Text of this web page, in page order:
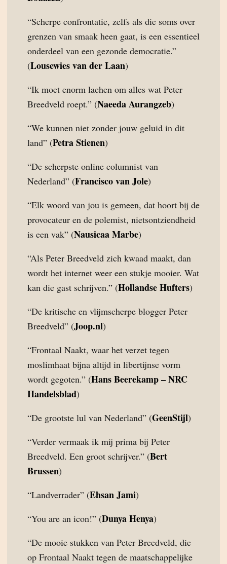
“Scherpe confrontatie, zelfs als die soms over
grenzen van smaak heen gaat, is een essentieel
onderdeel van een gezonde democratie.”
(Lousewies van der Laan)
“Ik moet enorm lachen om alles wat Peter
Breedveld roept.” (Naeeda Aurangzeb)
“We kunnen niet zonder jouw geluid in dit
land” (Petra Stienen)
“De scherpste online columnist van
Nederland” (Francisco van Jole)
“Elk woord van jou is gemeen, dat hoort bij de
provocateur en de polemist, nietsontziendheid
is een vak” (Nausicaa Marbe)
“Als Peter Breedveld zich kwaad maakt, dan
wordt het internet weer een stukje mooier. Wat
kan die gast schrijven.” (Hollandse Hufters)
“De kritische en vlijmscherpe blogger Peter
Breedveld” (Joop.nl)
“Frontaal Naakt, waar het verzet tegen
moslimhaat bijna altijd in libertijnse vorm
wordt gegoten.” (Hans Beerekamp – NRC
Handelsblad)
“De grootste lul van Nederland” (GeenStijl)
“Verder vermaak ik mij prima bij Peter
Breedveld. Een groot schrijver.” (Bert
Brussen)
“Landverrader” (Ehsan Jami)
“You are an icon!” (Dunya Henya)
“De mooie stukken van Peter Breedveld, die
op Frontaal Naakt tegen de maatschappelijke